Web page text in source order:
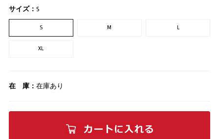
サイズ： S
S M L
XL
在 庫： 在庫あり